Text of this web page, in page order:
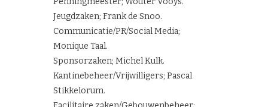
Jeugdzaken; Frank de Snoo.
Communicatie/PR/Social Media;
Monique Taal.
Sponsorzaken; Michel Kulk.
Kantinebeheer/Vrijwilligers; Pascal
Stikkelorum.